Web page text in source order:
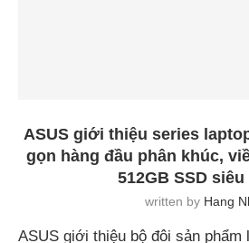
ASUS giới thiệu series
gọn hàng đầu phân khúc,
512GB SSD siêu
written by Hang
ASUS giới thiệu bộ đôi sản phẩm